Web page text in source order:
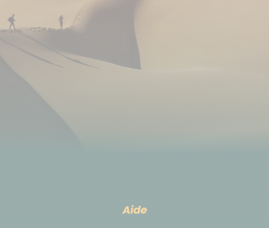
supérieures.
Aide